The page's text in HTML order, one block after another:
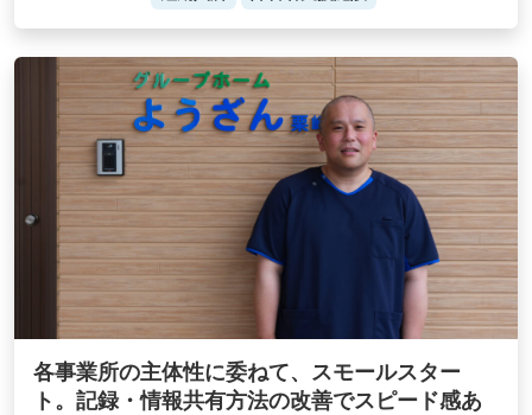
各事業所の主体性に委ねて、スモールスター
ト。記録・情報共有方法の改善でスピード感あ